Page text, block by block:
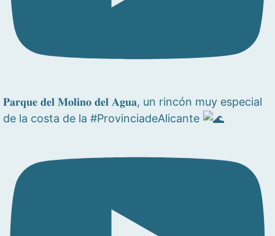
𝐏𝐚𝐫𝐪𝐮𝐞 𝐝𝐞𝐥 𝐌𝐨𝐥𝐢𝐧𝐨 𝐝𝐞𝐥 𝐀𝐠𝐮𝐚, un rincón muy especial
de la costa de la #ProvinciadeAlicante